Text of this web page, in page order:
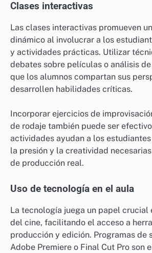
Clases interactivas
Las clases interactivas promueven
dinámico al involucrar a los
y actividades prácticas. Utilizar
debates sobre películas o análisis
que los alumnos compartan sus
desarrollen habilidades críticas.
Incorporar ejercicios de
de rodaje también puede ser
actividades ayudan a los
la presión y la creatividad
de producción real.
Uso de tecnología en el aula
La tecnología juega un papel crucial
del cine, facilitando el acceso a
producción y edición. Programas de
Adobe Premiere o Final Cut Pro son